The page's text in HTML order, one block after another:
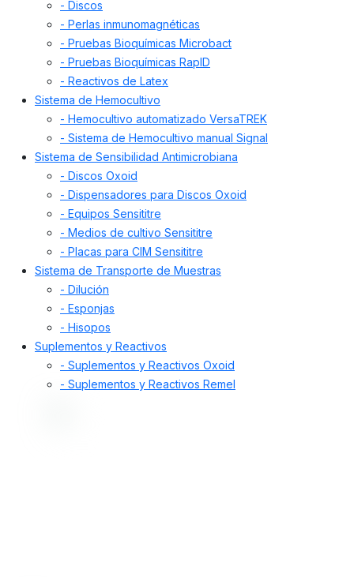
- Discos
- Perlas inmunomagnéticas
- Pruebas Bioquímicas Microbact
- Pruebas Bioquímicas RapID
- Reactivos de Latex
Sistema de Hemocultivo
- Hemocultivo automatizado VersaTREK
- Sistema de Hemocultivo manual Signal
Sistema de Sensibilidad Antimicrobiana
- Discos Oxoid
- Dispensadores para Discos Oxoid
- Equipos Sensititre
- Medios de cultivo Sensititre
- Placas para CIM Sensititre
Sistema de Transporte de Muestras
- Dilución
- Esponjas
- Hisopos
Suplementos y Reactivos
- Suplementos y Reactivos Oxoid
- Suplementos y Reactivos Remel